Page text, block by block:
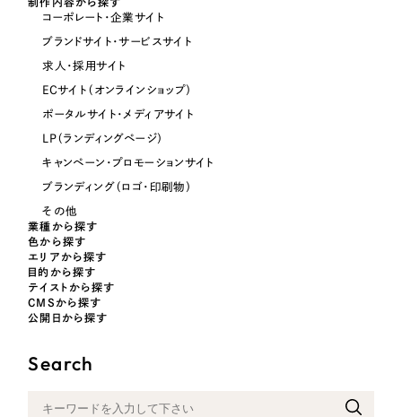
オレンジ・橙色
パープル・紫色
ピンク・桃色
カラフル・多色
その他
コーポレート・企業サイト
ブランドサイト・サービスサイト
求人・採用サイト
ECサイト（オンラインショップ）
ポータルサイト・メディアサイト
LP（ランディングページ）
キャンペーン・プロモーションサイト
ブランディング（ロゴ・印刷物）
その他
業種から探す
色から探す
エリアから探す
目的から探す
テイストから探す
CMSから探す
公開日から探す
Search